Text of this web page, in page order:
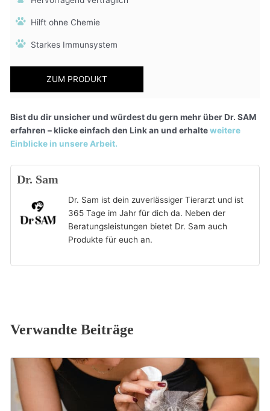
Hilft ohne Chemie
Starkes Immunsystem
ZUM PRODUKT
Bist du dir unsicher und würdest du gern mehr über Dr. SAM
erfahren – klicke einfach den Link an und erhalteweitere
Einblicke in unsere Arbeit.
Dr. Sam
Dr. Sam ist dein zuverlässiger Tierarzt und ist
365 Tage im Jahr für dich da. Neben der
Beratungsleistungen bietet Dr. Sam auch
Produkte für euch an.
Verwandte Beiträge